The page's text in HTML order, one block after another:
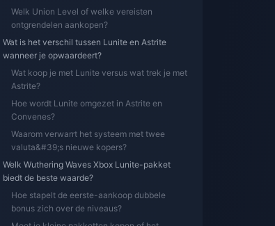
-39%
8100 Lunites * 8 8100 Lunites * 4 8100 Lunites * 2
Welk Union Level of welke vereisten
ontgrendelen aankopen?
Wat is het verschil tussen Lunite en Astrite
wanneer je opwaardeert?
Wat koop je met Lunite versus wat trek je met
Astrite?
Hoe wordt Lunite omgezet in Astrite en
Convenes?
Waarom verwarrt het systeem met twee
valuta&#39;s nieuwe kopers?
Welk Wuthering Waves Xbox Lunite-pakket
biedt de beste waarde?
Hoe stapelt de eerste-aankoop dubbele
bonus zich over de niveaus?